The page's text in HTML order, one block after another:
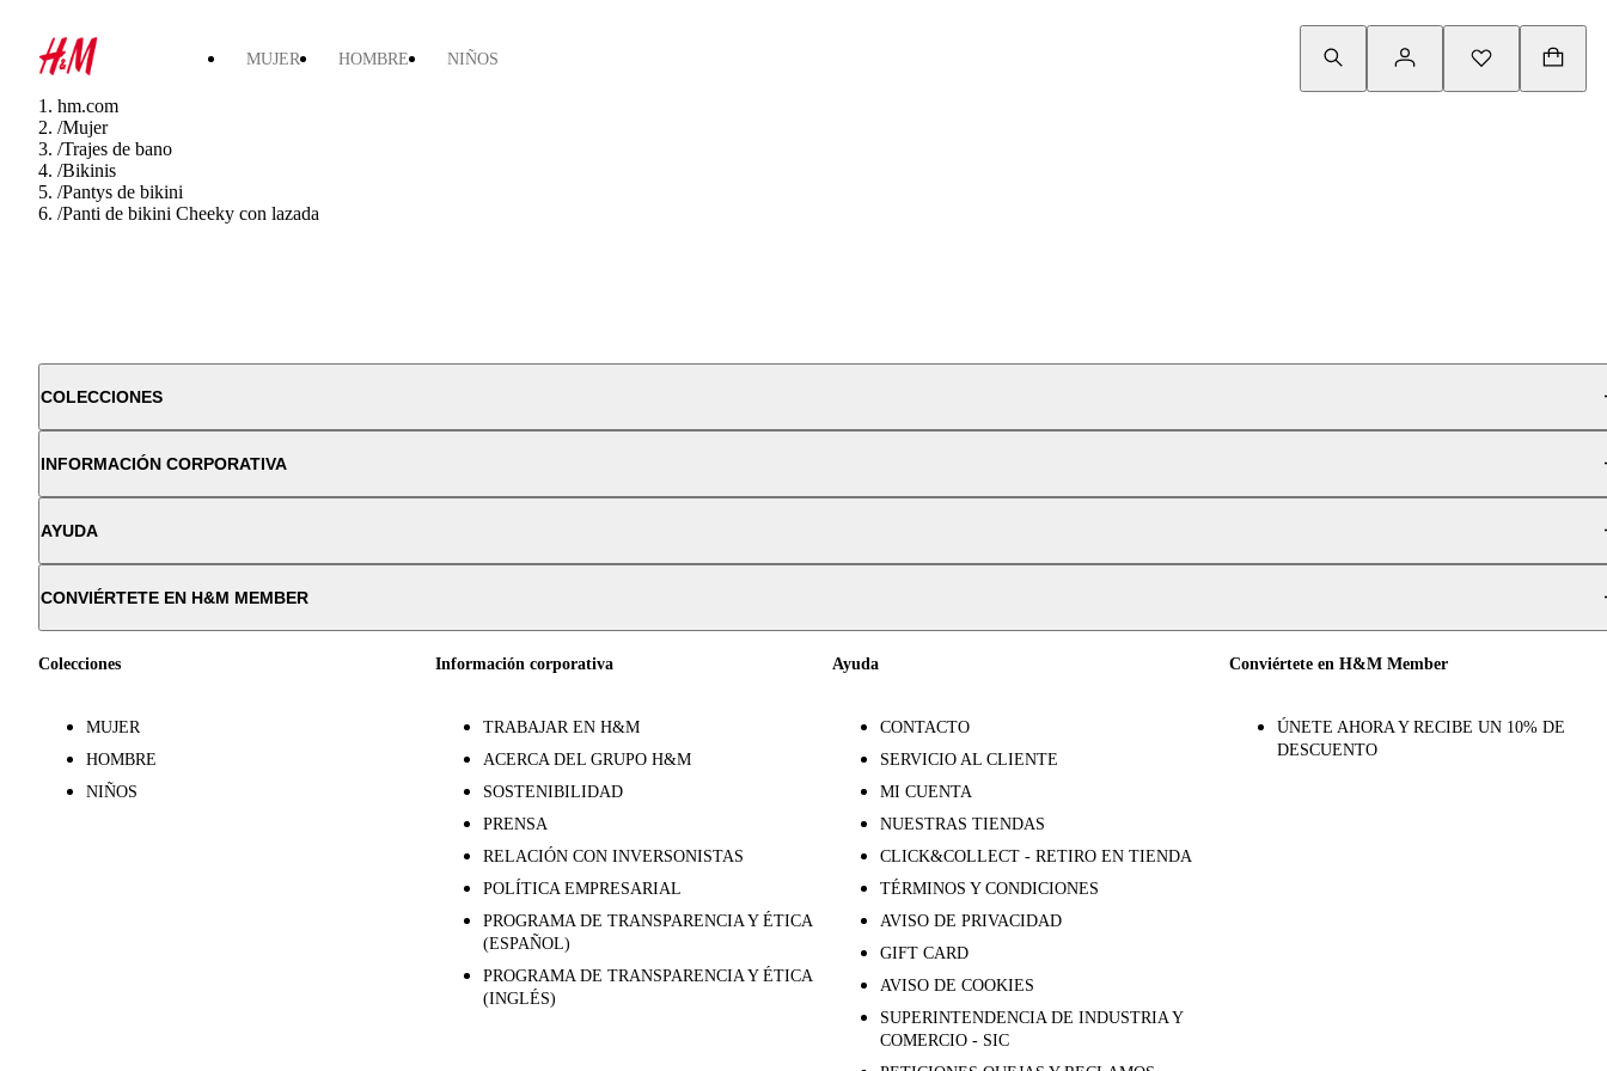
MUJER HOMBRE NIÑOS
hm.com
/Mujer
/Trajes de bano
/Bikinis
/Pantys de bikini
/Panti de bikini Cheeky con lazada
COLECCIONES
INFORMACIÓN CORPORATIVA
AYUDA
CONVIÉRTETE EN H&M MEMBER
Colecciones
MUJER
HOMBRE
NIÑOS
Información corporativa
TRABAJAR EN H&M
ACERCA DEL GRUPO H&M
SOSTENIBILIDAD
PRENSA
RELACIÓN CON INVERSONISTAS
POLÍTICA EMPRESARIAL
PROGRAMA DE TRANSPARENCIA Y ÉTICA
(ESPAÑOL)
PROGRAMA DE TRANSPARENCIA Y ÉTICA
(INGLÉS)
Ayuda
CONTACTO
SERVICIO AL CLIENTE
MI CUENTA
NUESTRAS TIENDAS
CLICK&COLLECT - RETIRO EN TIENDA
TÉRMINOS Y CONDICIONES
AVISO DE PRIVACIDAD
GIFT CARD
AVISO DE COOKIES
SUPERINTENDENCIA DE INDUSTRIA Y
COMERCIO - SIC
Conviértete en H&M Member
ÚNETE AHORA Y RECIBE UN 10% DE
DESCUENTO